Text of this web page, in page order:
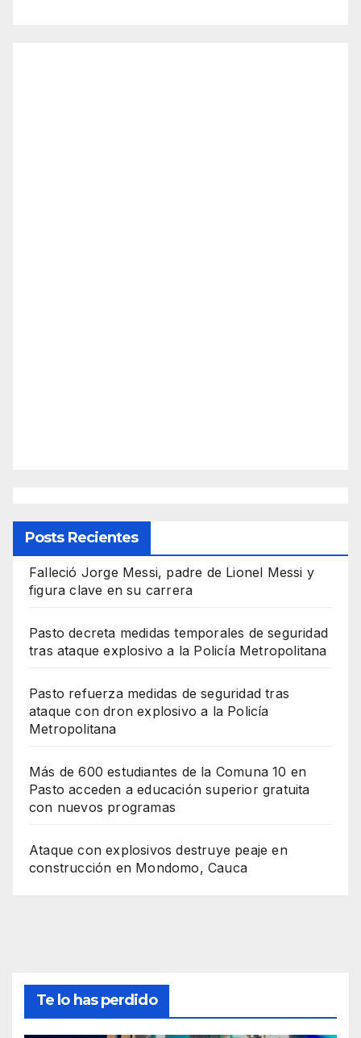
Posts Recientes
Falleció Jorge Messi, padre de Lionel Messi y
figura clave en su carrera
Pasto decreta medidas temporales de seguridad
tras ataque explosivo a la Policía Metropolitana
Pasto refuerza medidas de seguridad tras
ataque con dron explosivo a la Policía
Metropolitana
Más de 600 estudiantes de la Comuna 10 en
Pasto acceden a educación superior gratuita
con nuevos programas
Ataque con explosivos destruye peaje en
construcción en Mondomo, Cauca
Te lo has perdido